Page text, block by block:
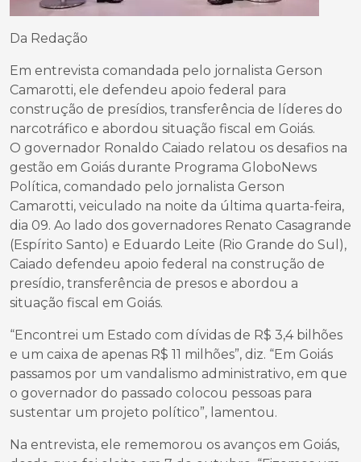
Da Redação
Em entrevista comandada pelo jornalista Gerson
Camarotti, ele defendeu apoio federal para
construção de presídios, transferência de líderes do
narcotráfico e abordou situação fiscal em Goiás.
O governador Ronaldo Caiado relatou os desafios na
gestão em Goiás durante Programa GloboNews
Política, comandado pelo jornalista Gerson
Camarotti, veiculado na noite da última quarta-feira,
dia 09. Ao lado dos governadores Renato Casagrande
(Espírito Santo) e Eduardo Leite (Rio Grande do Sul),
Caiado defendeu apoio federal na construção de
presídio, transferência de presos e abordou a
situação fiscal em Goiás.
“Encontrei um Estado com dívidas de R$ 3,4 bilhões
e um caixa de apenas R$ 11 milhões”, diz. “Em Goiás
passamos por um vandalismo administrativo, em que
o governador do passado colocou pessoas para
sustentar um projeto político”, lamentou.
Na entrevista, ele rememorou os avanços em Goiás,